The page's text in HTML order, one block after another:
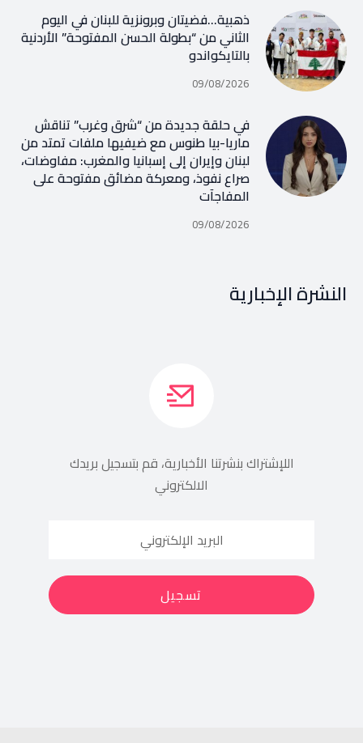
ذهبية…فضيتان وبرونزية للبنان في اليوم
الثاني من “بطولة الحسن المفتوحة” الأردنية
بالتايكواندو
09/08/2026
في حلقة جديدة من “شرق وغرب” تناقش
ماريا-بيا طنوس مع ضيفيها ملفات تمتد من
لبنان وإيران إلى إسبانيا والمغرب: مفاوضات،
صراع نفوذ، ومعركة مضائق مفتوحة على
المفاجآت
09/08/2026
النشرة الإخبارية
اللإشتراك بنشرتنا الأخبارية، قم بتسجيل بريدك
الالكتروني